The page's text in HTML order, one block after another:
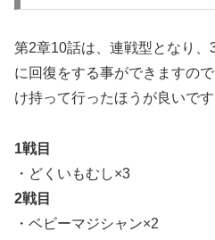
第2章10話は、連戦型となり
に回復をする事ができますの
け持って行ったほうが良いです
1戦目
・どくいもむし×3
2戦目
・ベビーマジシャン×2